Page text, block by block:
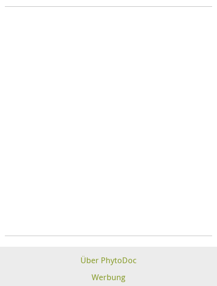
Über PhytoDoc
Werbung